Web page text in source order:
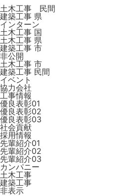
土木工事 民間
建築工事 県
インターン
土木工事 国
土木工事 県
建築工事 市
非公開
土木工事 市
建築工事 ⺠間
イベント
協力会社
工事情報
優良表彰01
優良表彰02
優良表彰03
社会貢献
採用情報
先輩紹介01
先輩紹介02
先輩紹介03
カンパニー
土木工事
建築工事
非表示